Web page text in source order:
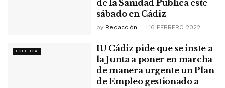
de la Sanidad Pública este
sábado en Cádiz
by Redacción 16 FEBRERO 2022
POLÍTICA
IU Cádiz pide que se inste a
la Junta a poner en marcha
de manera urgente un Plan
de Empleo gestionado a